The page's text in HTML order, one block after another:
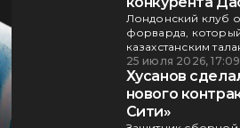
Лондонский клуб
форварда,
казахстанским
25 июля 2026, 17:09
Хусанов
нового
Сити»